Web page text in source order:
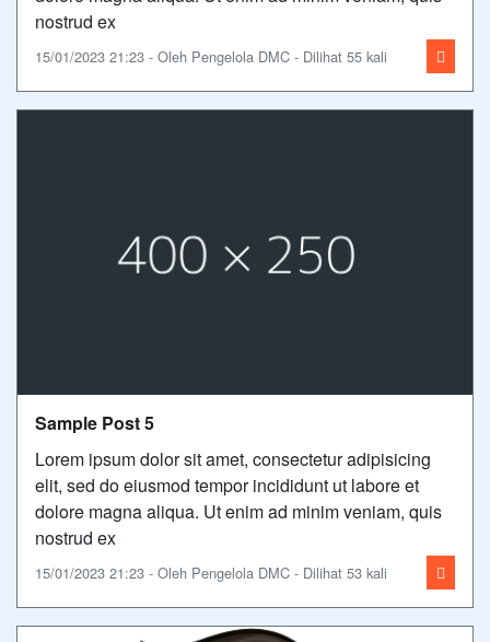
nostrud ex
15/01/2023 21:23 - Oleh Pengelola DMC - Dilihat 55 kali
Sample Post 5
Lorem ipsum dolor sit amet, consectetur adipisicing
elit, sed do eiusmod tempor incididunt ut labore et
dolore magna aliqua. Ut enim ad minim veniam, quis
nostrud ex
15/01/2023 21:23 - Oleh Pengelola DMC - Dilihat 53 kali